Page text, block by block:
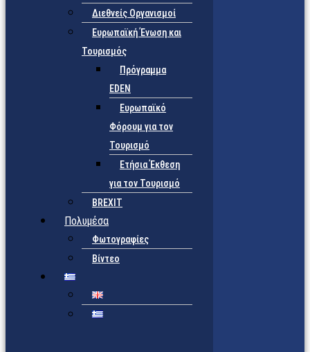
Διεθνείς Οργανισμοί
Ευρωπαϊκή Ένωση και
Τουρισμός
Πρόγραμμα
EDEN
Ευρωπαϊκό
Φόρουμ για τον
Τουρισμό
Ετήσια Έκθεση
για τον Τουρισμό
BREXIT
Πολυμέσα
Φωτογραφίες
Βίντεο